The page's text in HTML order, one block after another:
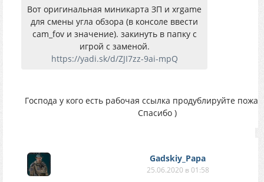
Вот оригинальная миникарта ЗП и xrgame
для смены угла обзора (в консоле ввести
cam_fov и значение). закинуть в папку с
игрой с заменой.
https://yadi.sk/d/ZJI7zz-9ai-mpQ
Господа у кого есть рабочая ссылка продублируйте
Спасибо )
Gadskiy_Papa
25.06.2020 в 01:58